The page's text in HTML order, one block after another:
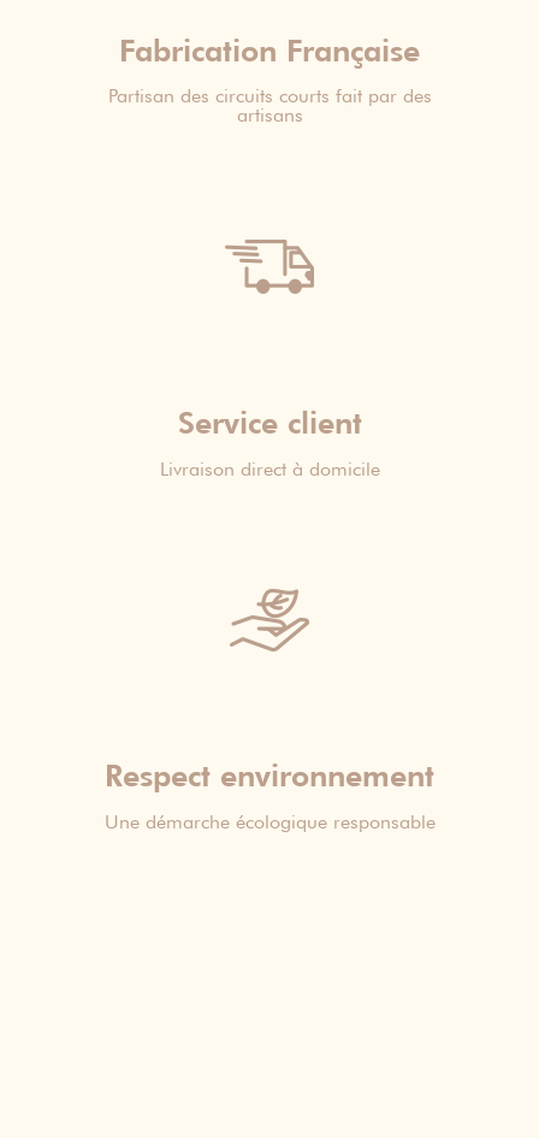
Fabrication Française
Partisan des circuits courts fait par des
artisans
Service client
Livraison direct à domicile
Respect environnement
Une démarche écologique responsable